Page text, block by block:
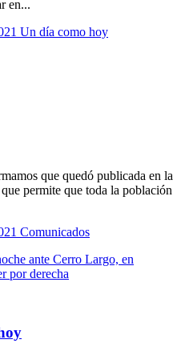
en...
Un día como hoy
que quedó publicada en la
permite que toda la población
Comunicados